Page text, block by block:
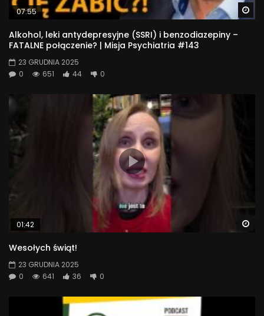
07:55
Alkohol, leki antydepresyjne (SSRI) i benzodiazepiny –
FATALNE połączenie? | Misja Psychiatria #143
23 GRUDNIA 2025
0
651 44 0
01:42
Wesołych świąt!
23 GRUDNIA 2025
0
641 36 0